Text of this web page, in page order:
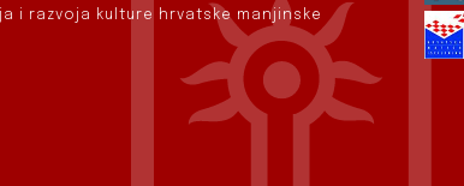
i razvoja kulture hrvatske manjinske